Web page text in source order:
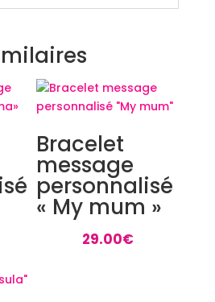
Bracelet
message
personnalisé
« My mum »
29.00€